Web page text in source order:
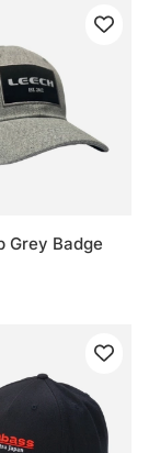
Grey Badge